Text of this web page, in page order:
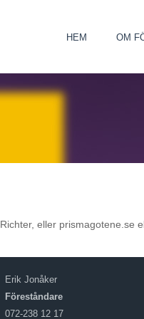
HEM OM
eller prismagotene.se
Erik Jonåker
Föreståndare
072-238 12 17